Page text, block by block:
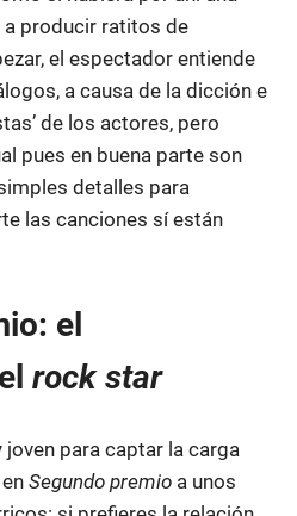
producir ratitos de
el espectador entiende
a causa de la dicción e
de los actores, pero
pues en buena parte son
detalles para
las canciones sí están
el
rock star
joven para captar la carga
Segundo premio a unos